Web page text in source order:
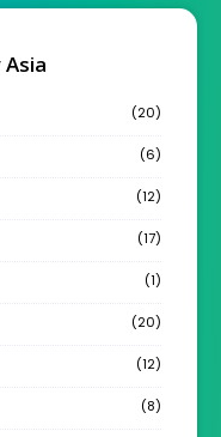
(20)
(6)
(12)
(17)
(1)
(20)
(12)
(8)